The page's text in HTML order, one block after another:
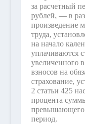
за расчетный
рублей, — в
произведение
труда,
на начало
уплачиваются
увеличенного
взносов на
страхование,
2 статьи 425
процента
превышающего
период.